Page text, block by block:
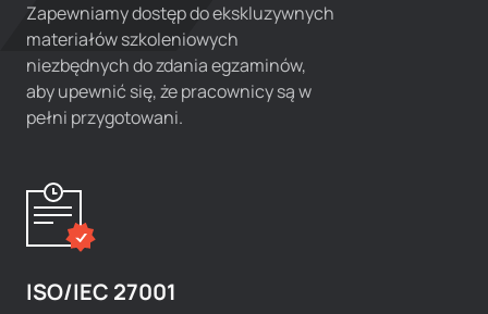
Zapewniamy dostęp do ekskluzywnych
materiałów szkoleniowych
niezbędnych do zdania egzaminów,
aby upewnić się, że pracownicy są w
pełni przygotowani.
ISO/IEC 27001